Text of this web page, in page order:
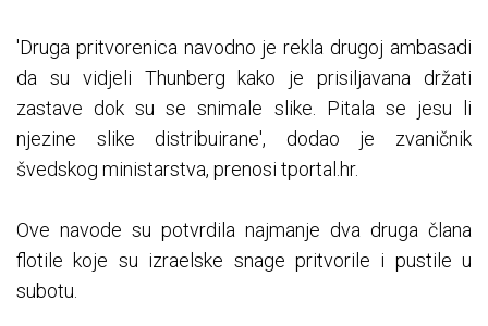
'Druga pritvorenica navodno je rekla drugoj ambasadi
da su vidjeli Thunberg kako je prisiljavana držati
zastave dok su se snimale slike. Pitala se jesu li
njezine slike distribuirane', dodao je zvaničnik
švedskog ministarstva, prenosi tportal.hr.
Ove navode su potvrdila najmanje dva druga člana
flotile koje su izraelske snage pritvorile i pustile u
subotu.